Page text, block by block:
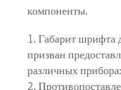
компоненты.
Габарит шрифта
призван
различных